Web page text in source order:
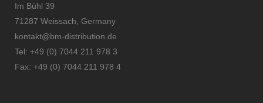
Im Bühl 39
71287 Weissach, Germany
kontakt@bm-distribution.de
Tel: +49 (0) 7044 211 978 3
Fax: +49 (0) 7044 211 978 4